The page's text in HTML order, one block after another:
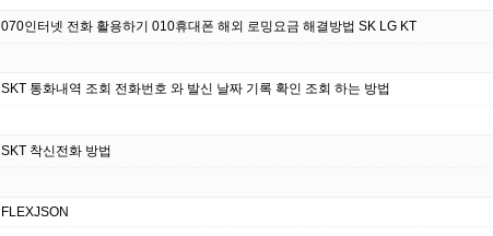
070인터넷 전화 활용하기 010휴대폰 해외 로밍요금 해결방법 SK LG KT
SKT 통화내역 조회 전화번호 와 발신 날짜 기록 확인 조회 하는 방법
SKT 착신전화 방법
FLEXJSON